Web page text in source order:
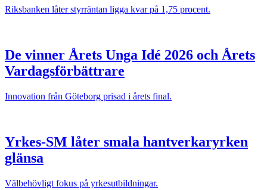
Riksbanken låter styrräntan ligga kvar på 1,75 procent.
De vinner Årets Unga Idé 2026 och Årets
Vardagsförbättrare
Innovation från Göteborg prisad i årets final.
Yrkes-SM låter smala hantverkaryrken
glänsa
Välbehövligt fokus på yrkesutbildningar.